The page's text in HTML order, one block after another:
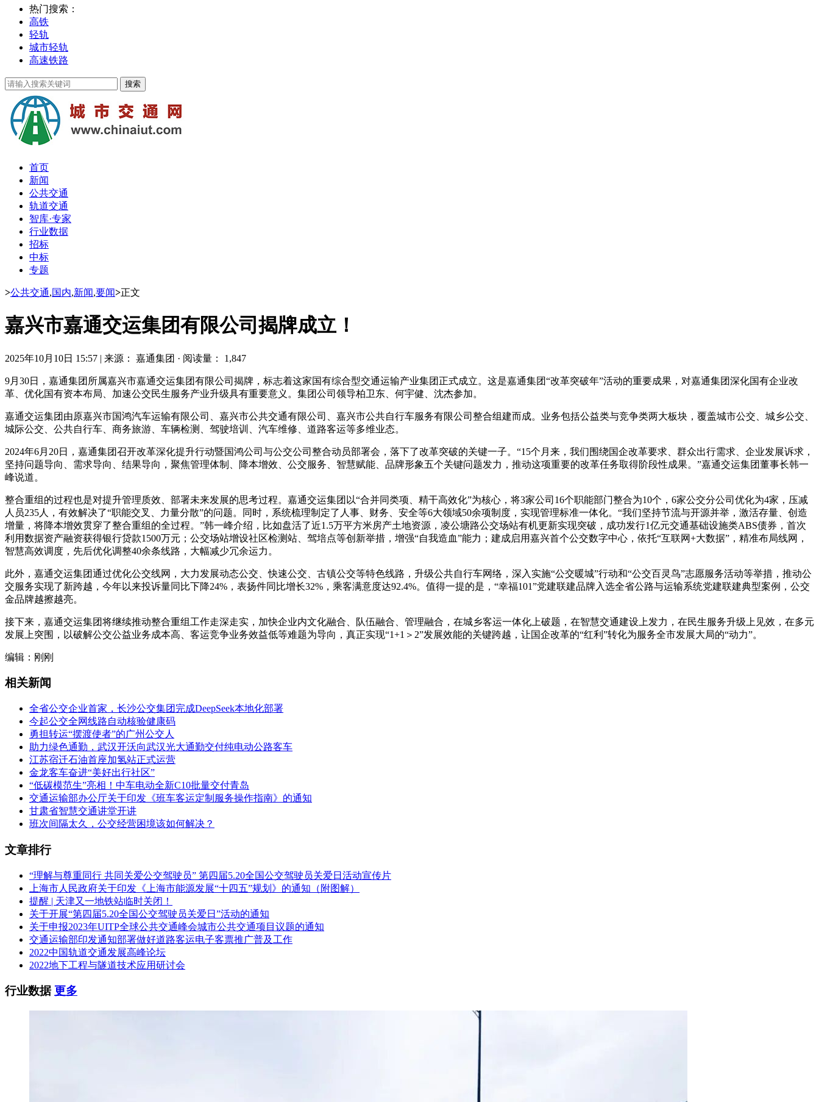
热门搜索：
高铁
轻轨
城市轻轨
高速铁路
首页
新闻
公共交通
轨道交通
智库·专家
行业数据
招标
中标
专题
>公共交通,国内,新闻,要闻>正文
嘉兴市嘉通交运集团有限公司揭牌成立！
2025年10月10日 15:57 | 来源： 嘉通集团 · 阅读量： 1,847
9月30日，嘉通集团所属嘉兴市嘉通交运集团有限公司揭牌，标志着这家国有综合型交通运输产业集团正式成立。这是嘉通集团“改革突破年”活动的重要成果，对嘉通集团深化国有企业改
革、优化国有资本布局、加速公交民生服务产业升级具有重要意义。集团公司领导柏卫东、何宇健、沈杰参加。
嘉通交运集团由原嘉兴市国鸿汽车运输有限公司、嘉兴市公共交通有限公司、嘉兴市公共自行车服务有限公司整合组建而成。业务包括公益类与竞争类两大板块，覆盖城市公交、城乡公交、
城际公交、公共自行车、商务旅游、车辆检测、驾驶培训、汽车维修、道路客运等多维业态。
2024年6月20日，嘉通集团召开改革深化提升行动暨国鸿公司与公交公司整合动员部署会，落下了改革突破的关键一子。“15个月来，我们围绕国企改革要求、群众出行需求、企业发展诉求，
坚持问题导向、需求导向、结果导向，聚焦管理体制、降本增效、公交服务、智慧赋能、品牌形象五个关键问题发力，推动这项重要的改革任务取得阶段性成果。”嘉通交运集团董事长韩一
峰说道。
整合重组的过程也是对提升管理质效、部署未来发展的思考过程。嘉通交运集团以“合并同类项、精干高效化”为核心，将3家公司16个职能部门整合为10个，6家公交分公司优化为4家，压减
人员235人，有效解决了“职能交叉、力量分散”的问题。同时，系统梳理制定了人事、财务、安全等6大领域50余项制度，实现管理标准一体化。“我们坚持节流与开源并举，激活存量、创造
增量，将降本增效贯穿了整合重组的全过程。”韩一峰介绍，比如盘活了近1.5万平方米房产土地资源，凌公塘路公交场站有机更新实现突破，成功发行1亿元交通基础设施类ABS债券，首次
利用数据资产融资获得银行贷款1500万元；公交场站增设社区检测站、驾培点等创新举措，增强“自我造血”能力；建成启用嘉兴首个公交数字中心，依托“互联网+大数据”，精准布局线网，
智慧高效调度，先后优化调整40余条线路，大幅减少冗余运力。
此外，嘉通交运集团通过优化公交线网，大力发展动态公交、快速公交、古镇公交等特色线路，升级公共自行车网络，深入实施“公交暖城”行动和“公交百灵鸟”志愿服务活动等举措，推动公
交服务实现了新跨越，今年以来投诉量同比下降24%，表扬件同比增长32%，乘客满意度达92.4%。值得一提的是，“幸福101”党建联建品牌入选全省公路与运输系统党建联建典型案例，公交
金品牌越擦越亮。
接下来，嘉通交运集团将继续推动整合重组工作走深走实，加快企业内文化融合、队伍融合、管理融合，在城乡客运一体化上破题，在智慧交通建设上发力，在民生服务升级上见效，在多元
发展上突围，以破解公交公益业务成本高、客运竞争业务效益低等难题为导向，真正实现“1+1＞2”发展效能的关键跨越，让国企改革的“红利”转化为服务全市发展大局的“动力”。
编辑：刚刚
相关新闻
全省公交企业首家，长沙公交集团完成DeepSeek本地化部署
今起公交全网线路自动核验健康码
勇担转运“摆渡使者”的广州公交人
助力绿色通勤，武汉开沃向武汉光大通勤交付纯电动公路客车
江苏宿迁石油首座加氢站正式运营
金龙客车奋进“美好出行社区”
“低碳模范生”亮相！中车电动全新C10批量交付青岛
交通运输部办公厅关于印发《班车客运定制服务操作指南》的通知
甘肃省智慧交通讲堂开讲
班次间隔太久，公交经营困境该如何解决？
文章排行
“理解与尊重同行 共同关爱公交驾驶员” 第四届5.20全国公交驾驶员关爱日活动宣传片
上海市人民政府关于印发《上海市能源发展“十四五”规划》的通知（附图解）
提醒 | 天津又一地铁站临时关闭！
关于开展“第四届5.20全国公交驾驶员关爱日”活动的通知
关于申报2023年UITP全球公共交通峰会城市公共交通项目议题的通知
交通运输部印发通知部署做好道路客运电子客票推广普及工作
2022中国轨道交通发展高峰论坛
2022地下工程与隧道技术应用研讨会
行业数据更多